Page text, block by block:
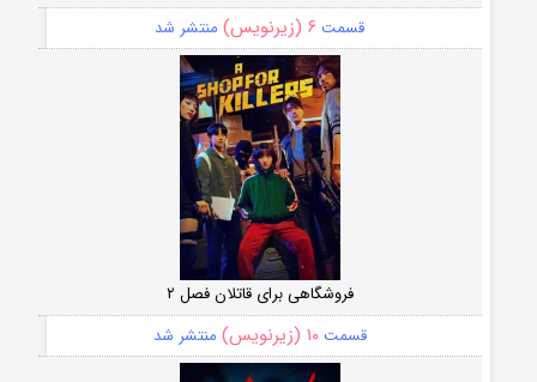
قسمت ۶ (زیرنویس) منتشر شد
فروشگاهی برای قاتلان فصل ۲
قسمت۱۰ (زیرنویس) منتشر شد